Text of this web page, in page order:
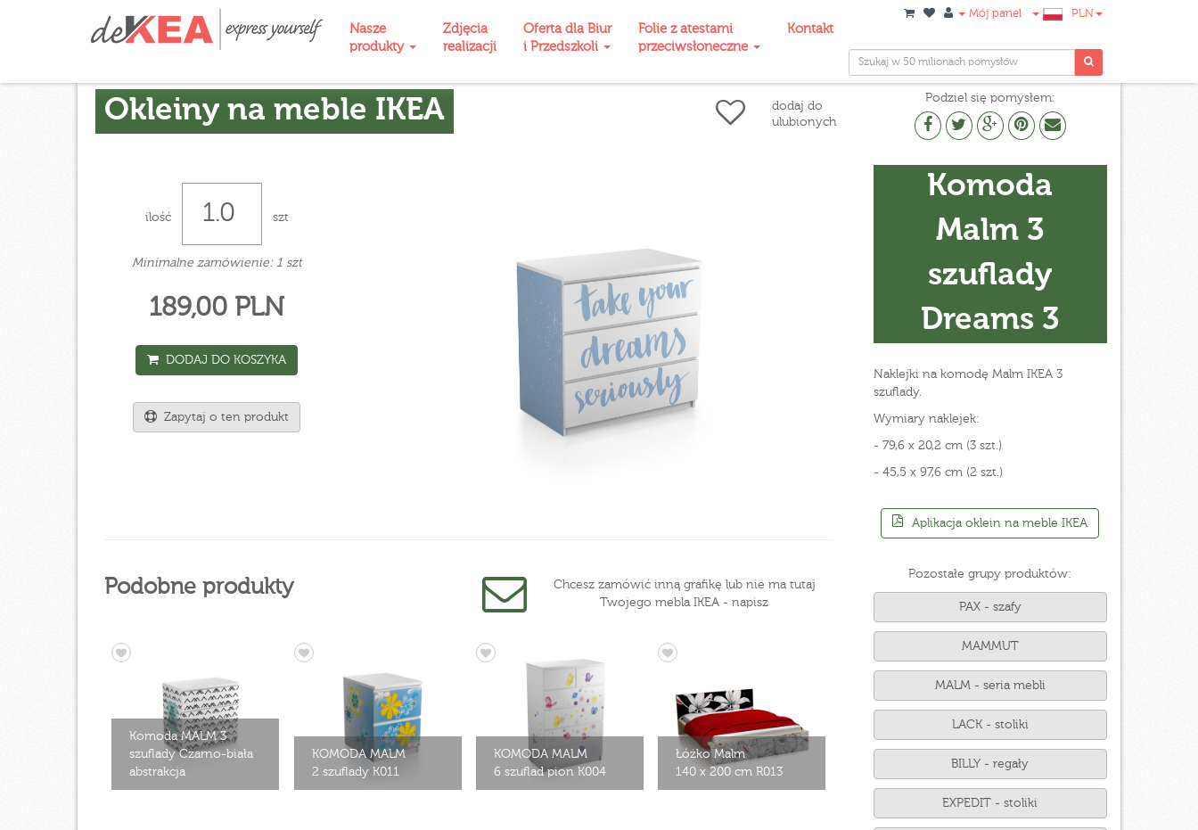
Nasze
produkty
Zdjęcia
realizacji
Oferta dla Biur
i Przedszkoli
Folie z atestami
przeciwsłoneczne
Kontakt
Mój panel PLN
Okleiny na meble IKEA
dodaj do
ulubionych
Podziel się pomysłem:
ilość szt
Minimalne zamówienie: 1 szt
189,00 PLN
DODAJ DO KOSZYKA
Zapytaj o ten produkt
Podobne produkty
Chcesz zamówić inną grafikę lub nie ma tutaj
Twojego mebla IKEA - napisz
Komoda MALM 3
szuflady Czarno-biała
abstrakcja
KOMODA MALM
2 szuflady K011
KOMODA MALM
6 szuflad pion K004
Łóżko Malm
140 x 200 cm R013
Komoda
Malm 3
szuflady
Dreams 3
Naklejki na komodę Malm IKEA 3
szuflady.
Wymiary naklejek:
- 79,6 x 20,2 cm (3 szt.)
- 45,5 x 97,6 cm (2 szt.)
Aplikacja oklein na meble IKEA
Pozostałe grupy produktów:
PAX - szafy
MAMMUT
MALM - seria mebli
LACK - stoliki
BILLY - regały
EXPEDIT - stoliki